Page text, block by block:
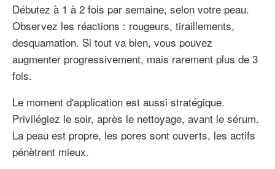
Débutez à 1 à 2 fois par semaine, selon votre peau.
Observez les réactions : rougeurs, tiraillements,
desquamation. Si tout va bien, vous pouvez
augmenter progressivement, mais rarement plus de 3
fois.
Le moment d'application est aussi stratégique.
Privilégiez le soir, après le nettoyage, avant le sérum.
La peau est propre, les pores sont ouverts, les actifs
pénètrent mieux.